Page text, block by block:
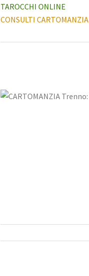
TAROCCHI ONLINE
CONSULTI CARTOMANZIA